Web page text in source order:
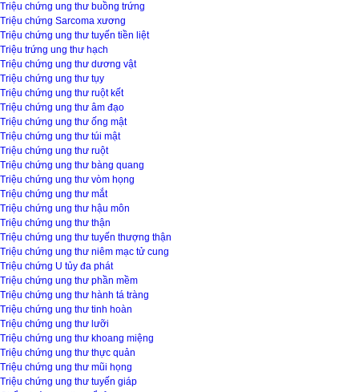
Triệu chứng ung thư buồng trứng
Triệu chứng Sarcoma xương
Triệu chứng ung thư tuyến tiền liệt
Triệu trứng ung thư hạch
Triệu chứng ung thư dương vật
Triệu chứng ung thư tụy
Triệu chứng ung thư ruột kết
Triệu chứng ung thư âm đạo
Triệu chứng ung thư ống mật
Triệu chứng ung thư túi mật
Triệu chứng ung thư ruột
Triệu chứng ung thư bàng quang
Triệu chứng ung thư vòm họng
Triệu chứng ung thư mắt
Triệu chứng ung thư hậu môn
Triệu chứng ung thư thận
Triệu chứng ung thư tuyến thượng thận
Triệu chứng ung thư niêm mạc tử cung
Triệu chứng U tủy đa phát
Triệu chứng ung thư phần mềm
Triệu chứng ung thư hành tá tràng
Triệu chứng ung thư tinh hoàn
Triệu chứng ung thư lưỡi
Triệu chứng ung thư khoang miệng
Triệu chứng ung thư thực quản
Triệu chứng ung thư mũi họng
Triệu chứng ung thư tuyến giáp